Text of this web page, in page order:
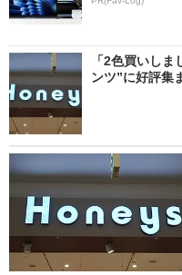
「2色買いし
ンツ”に好評集